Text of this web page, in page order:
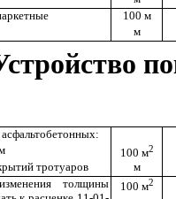
100 м
м
100 м2
тротуаров
м
толщины
100 м2